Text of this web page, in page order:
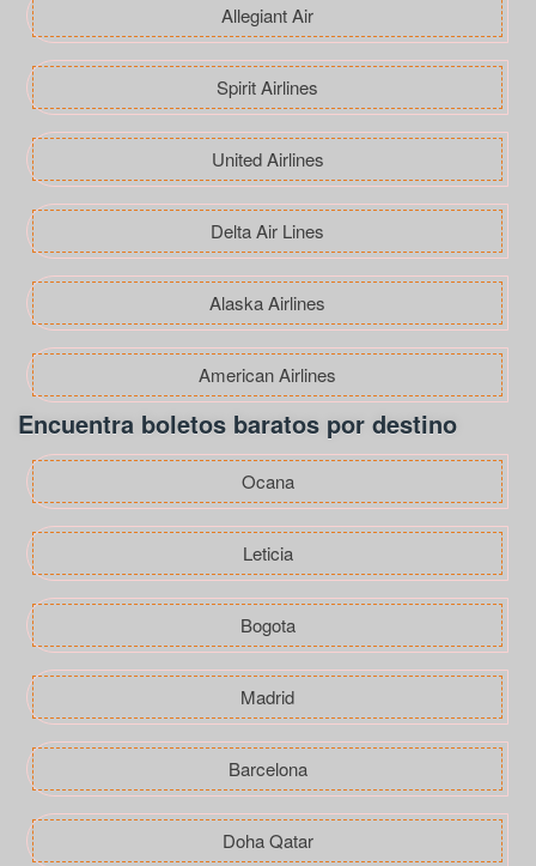
Allegiant Air
Spirit Airlines
United Airlines
Delta Air Lines
Alaska Airlines
American Airlines
Encuentra boletos baratos por destino
Ocana
Leticia
Bogota
Madrid
Barcelona
Doha Qatar